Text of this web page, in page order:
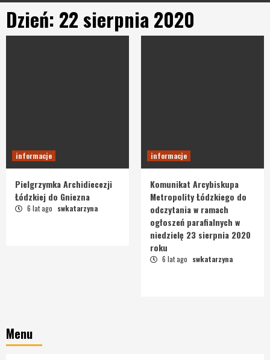
Dzień: 22 sierpnia 2020
informacje
Pielgrzymka Archidiecezji
Łódzkiej do Gniezna
6 lat ago swkatarzyna
informacje
Komunikat Arcybiskupa
Metropolity Łódzkiego do
odczytania w ramach
ogłoszeń parafialnych w
niedzielę 23 sierpnia 2020
roku
6 lat ago swkatarzyna
Menu